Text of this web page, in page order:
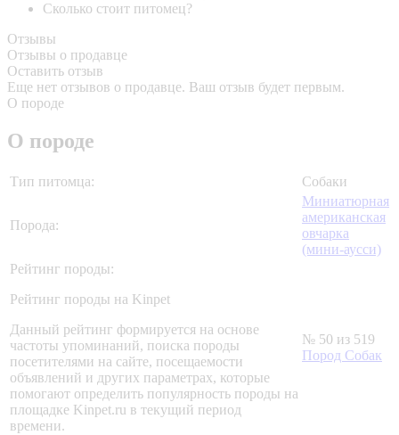
Сколько стоит питомец?
Отзывы
Отзывы о продавце
Оставить отзыв
Еще нет отзывов о продавце. Ваш отзыв будет первым.
О породе
О породе
Тип питомца: Собаки
Порода:
Миниатюрная
американская
овчарка
(мини-аусси)
Рейтинг породы:
Рейтинг породы на Kinpet
Данный рейтинг формируется на основе
частоты упоминаний, поиска породы
посетителями на сайте, посещаемости
объявлений и других параметрах, которые
помогают определить популярность породы на
площадке Kinpet.ru в текущий период
времени.
№ 50 из 519
Пород Собак